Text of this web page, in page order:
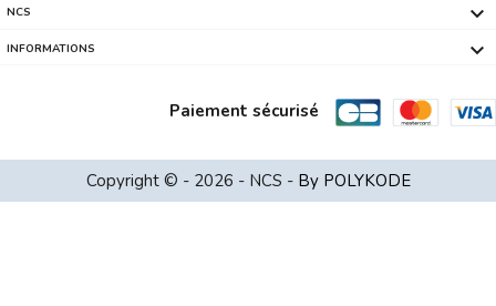
Graveur DVD Externe HIT/LG GP60NB60 U...
NCS 
INFORMATIONS 
Paiement sécurisé
Copyright © - 2026 - NCS - By POLYKODE